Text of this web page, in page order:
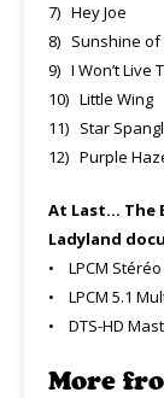
7) Hey Joe
8) Sunshine of
9) I Won’t Live
10) Little Wing
11) Star
12) Purple
At Last… The
Ladyland
• LPCM
• LPCM 5.1
• DTS-HD
More